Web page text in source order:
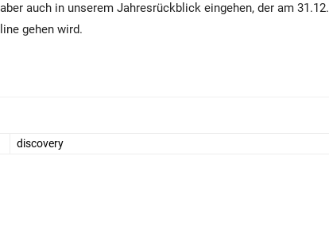
auch in unserem Jahresrückblick eingehen, der am 31.12.
gehen wird.
discovery